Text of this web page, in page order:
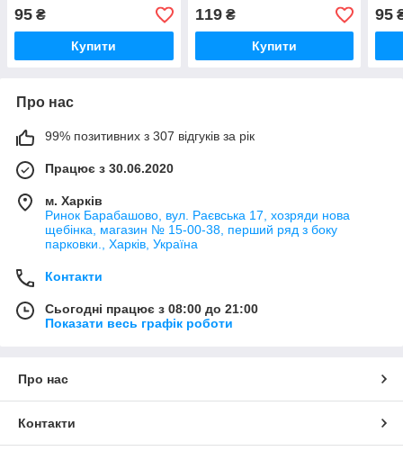
95 ₴
Купити
119₴
Купити
95
Про нас
99% позитивних з 307 відгуків за рік
Працює з 30.06.2020
м. Харків
Ринок Барабашово, вул. Раєвська 17, хозряди нова
щебінка, магазин № 15-00-38, перший ряд з боку
парковки., Харків, Україна
Контакти
Сьогодні працює з 08:00 до 21:00
Показати весь графік роботи
Про нас
Контакти